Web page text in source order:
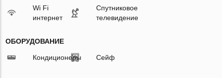
Wi Fi
интернет
Спутниковое
телевидение
ОБОРУДОВАНИЕ
Кондиционеры Сейф